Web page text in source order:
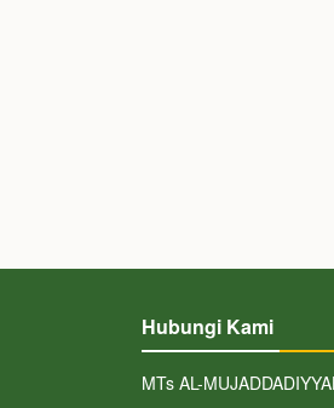
Hubungi Kami
MTs AL-